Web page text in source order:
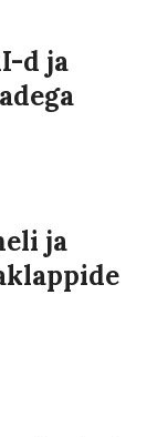
d ja
ja